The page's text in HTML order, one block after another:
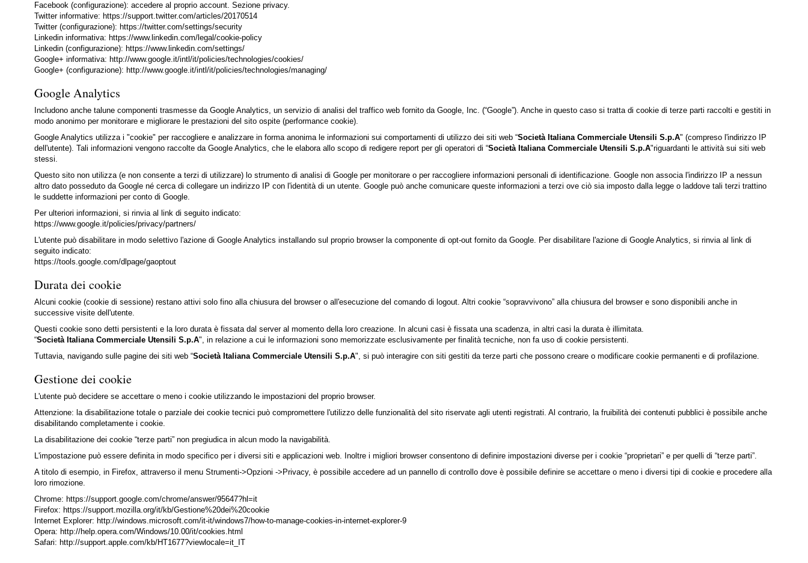
Facebook (configurazione): accedere al proprio account. Sezione privacy.
Twitter informative: https://support.twitter.com/articles/20170514
Twitter (configurazione): https://twitter.com/settings/security
Linkedin informativa: https://www.linkedin.com/legal/cookie-policy
Linkedin (configurazione): https://www.linkedin.com/settings/
Google+ informativa: http://www.google.it/intl/it/policies/technologies/cookies/
Google+ (configurazione): http://www.google.it/intl/it/policies/technologies/managing/
Google Analytics
Includono anche talune componenti trasmesse da Google Analytics, un servizio di analisi del traffico web fornito da Google, Inc. (“Google”). Anche in questo caso si tratta di cookie di terze parti raccolti e gestiti in
modo anonimo per monitorare e migliorare le prestazioni del sito ospite (performance cookie).
Google Analytics utilizza i "cookie" per raccogliere e analizzare in forma anonima le informazioni sui comportamenti di utilizzo dei siti web “Società Italiana Commerciale Utensili S.p.A" (compreso l'indirizzo IP
dell'utente). Tali informazioni vengono raccolte da Google Analytics, che le elabora allo scopo di redigere report per gli operatori di “Società Italiana Commerciale Utensili S.p.A"riguardanti le attività sui siti web
stessi.
Questo sito non utilizza (e non consente a terzi di utilizzare) lo strumento di analisi di Google per monitorare o per raccogliere informazioni personali di identificazione. Google non associa l'indirizzo IP a nessun
altro dato posseduto da Google né cerca di collegare un indirizzo IP con l'identità di un utente. Google può anche comunicare queste informazioni a terzi ove ciò sia imposto dalla legge o laddove tali terzi trattino
le suddette informazioni per conto di Google.
Per ulteriori informazioni, si rinvia al link di seguito indicato:
https://www.google.it/policies/privacy/partners/
L'utente può disabilitare in modo selettivo l'azione di Google Analytics installando sul proprio browser la componente di opt-out fornito da Google. Per disabilitare l'azione di Google Analytics, si rinvia al link di
seguito indicato:
https://tools.google.com/dlpage/gaoptout
Durata dei cookie
Alcuni cookie (cookie di sessione) restano attivi solo fino alla chiusura del browser o all'esecuzione del comando di logout. Altri cookie “sopravvivono” alla chiusura del browser e sono disponibili anche in
successive visite dell'utente.
Questi cookie sono detti persistenti e la loro durata è fissata dal server al momento della loro creazione. In alcuni casi è fissata una scadenza, in altri casi la durata è illimitata.
“Società Italiana Commerciale Utensili S.p.A", in relazione a cui le informazioni sono memorizzate esclusivamente per finalità tecniche, non fa uso di cookie persistenti.
Tuttavia, navigando sulle pagine dei siti web “Società Italiana Commerciale Utensili S.p.A", si può interagire con siti gestiti da terze parti che possono creare o modificare cookie permanenti e di profilazione.
Gestione dei cookie
L'utente può decidere se accettare o meno i cookie utilizzando le impostazioni del proprio browser.
Attenzione: la disabilitazione totale o parziale dei cookie tecnici può compromettere l'utilizzo delle funzionalità del sito riservate agli utenti registrati. Al contrario, la fruibilità dei contenuti pubblici è possibile anche
disabilitando completamente i cookie.
La disabilitazione dei cookie “terze parti” non pregiudica in alcun modo la navigabilità.
L'impostazione può essere definita in modo specifico per i diversi siti e applicazioni web. Inoltre i migliori browser consentono di definire impostazioni diverse per i cookie “proprietari” e per quelli di “terze parti”.
A titolo di esempio, in Firefox, attraverso il menu Strumenti->Opzioni ->Privacy, è possibile accedere ad un pannello di controllo dove è possibile definire se accettare o meno i diversi tipi di cookie e procedere alla
loro rimozione.
Chrome: https://support.google.com/chrome/answer/95647?hl=it
Firefox: https://support.mozilla.org/it/kb/Gestione%20dei%20cookie
Internet Explorer: http://windows.microsoft.com/it-it/windows7/how-to-manage-cookies-in-internet-explorer-9
Opera: http://help.opera.com/Windows/10.00/it/cookies.html
Safari: http://support.apple.com/kb/HT1677?viewlocale=it_IT